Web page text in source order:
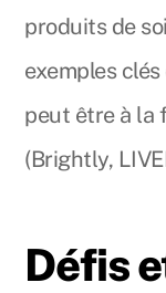
produits de
exemples
peut être à la
(Brightly,
Défis